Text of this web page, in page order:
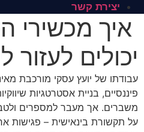
יצירת קשר
איך מכשירי
יכולים לעזור
עבודתו של יועץ עסקי מורכבת
פיננסיים, בניית אסטרטגיות
משברים. אך מעבר למספרים
על תקשורת בינאישית – פגישות